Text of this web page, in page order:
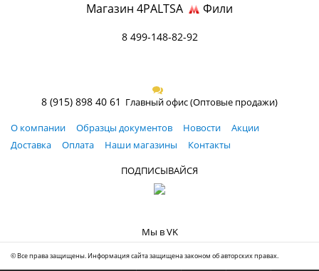
Магазин 4PALTSA Фили
8 499-148-82-92
8 (915) 898 40 61 Главный офис (Оптовые продажи)
О компании
Образцы документов Новости
Акции
Доставка
Оплата Наши магазины
Контакты
ПОДПИСЫВАЙСЯ
Мы в VK
© Все права защищены. Информация сайта защищена законом об авторских правах.